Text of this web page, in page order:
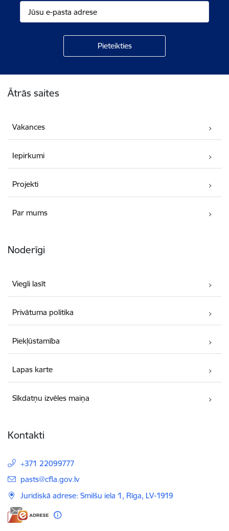
Ātrās saites
Vakances
Iepirkumi
Projekti
Par mums
Noderīgi
Viegli lasīt
Privātuma politika
Piekļūstamība
Lapas karte
Sīkdatņu izvēles maiņa
Kontakti
+371 22099777
E-pasts:
pasts@cfla.gov.lv
Juridiskā adrese: Smilšu iela 1, Rīga, LV-1919